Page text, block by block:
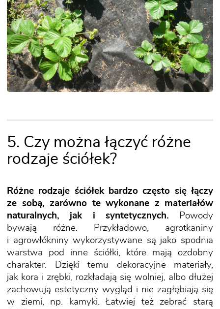
5. Czy można łączyć różne
rodzaje ściółek?
Różne rodzaje ściółek bardzo często się łączy
ze sobą, zarówno te wykonane z materiałów
naturalnych, jak i syntetycznych. Powody
bywają różne. Przykładowo, agrotkaniny
i agrowłókniny wykorzystywane są jako spodnia
warstwa pod inne ściółki, które mają ozdobny
charakter. Dzięki temu dekoracyjne materiały,
jak kora i zrębki, rozkładają się wolniej, albo dłużej
zachowują estetyczny wygląd i nie zagłębiają się
w ziemi, np. kamyki. Łatwiej też zebrać starą